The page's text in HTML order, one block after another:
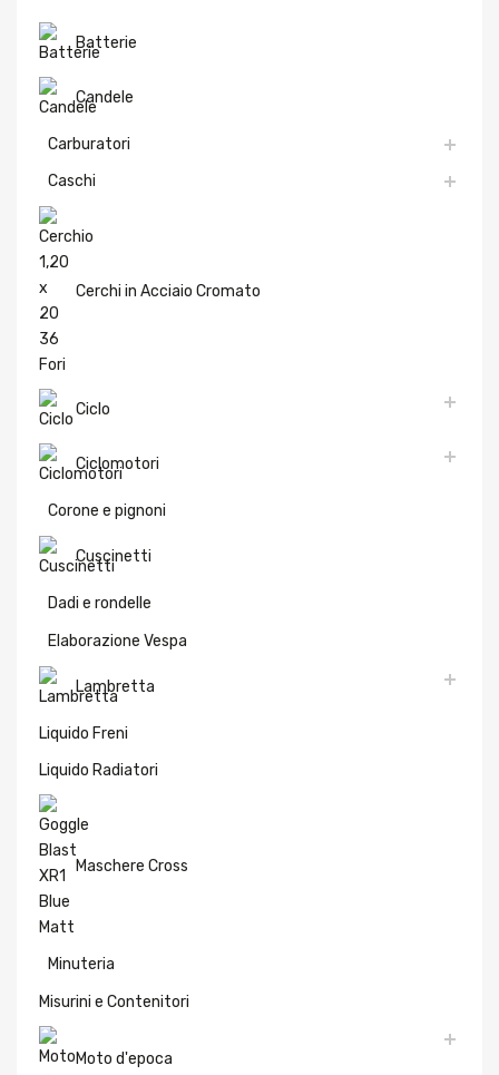
Batterie
Candele
Carburatori
Caschi
Cerchi in Acciaio Cromato
Ciclo
Ciclomotori
Corone e pignoni
Cuscinetti
Dadi e rondelle
Elaborazione Vespa
Lambretta
Liquido Freni
Liquido Radiatori
Maschere Cross
Minuteria
Misurini e Contenitori
Moto d'epoca